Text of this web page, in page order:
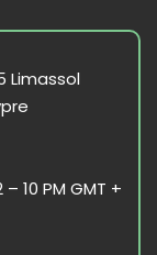
Limassol
10 PM GMT +